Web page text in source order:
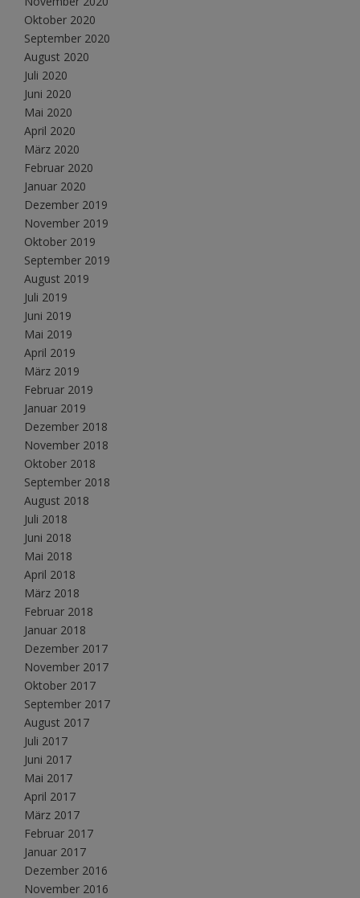
Oktober 2020
September 2020
August 2020
Juli 2020
Juni 2020
Mai 2020
April 2020
März 2020
Februar 2020
Januar 2020
Dezember 2019
November 2019
Oktober 2019
September 2019
August 2019
Juli 2019
Juni 2019
Mai 2019
April 2019
März 2019
Februar 2019
Januar 2019
Dezember 2018
November 2018
Oktober 2018
September 2018
August 2018
Juli 2018
Juni 2018
Mai 2018
April 2018
März 2018
Februar 2018
Januar 2018
Dezember 2017
November 2017
Oktober 2017
September 2017
August 2017
Juli 2017
Juni 2017
Mai 2017
April 2017
März 2017
Februar 2017
Januar 2017
Dezember 2016
November 2016